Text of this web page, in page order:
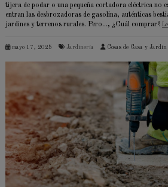
tijera de podar o una pequeña cortadora eléctrica no
entran las desbrozadoras de gasolina, auténticas
jardines y terrenos rurales. Pero..., ¿Cuál comprar?
mayo 17, 2025 Jardinería Cosas de Casa y Jardín